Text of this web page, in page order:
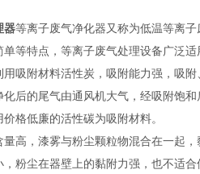
器等离子废气净化器又称为低温等离
等特点，等离子废气处理设备广泛适
吸附材料活性炭，吸附能力强，吸
后的尾气由通风机大气，经吸附饱
格低廉的活性碳为吸附材料。
高，漆雾与粉尘颗粒物混合在一起
粉尘在器壁上的黏附力强，也不适